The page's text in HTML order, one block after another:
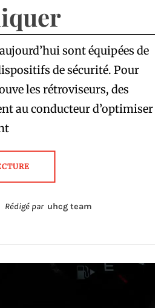
sont équipées de
de sécurité. Pour
les rétroviseurs, des
au conducteur d’optimiser
Rédigé par uhcg team